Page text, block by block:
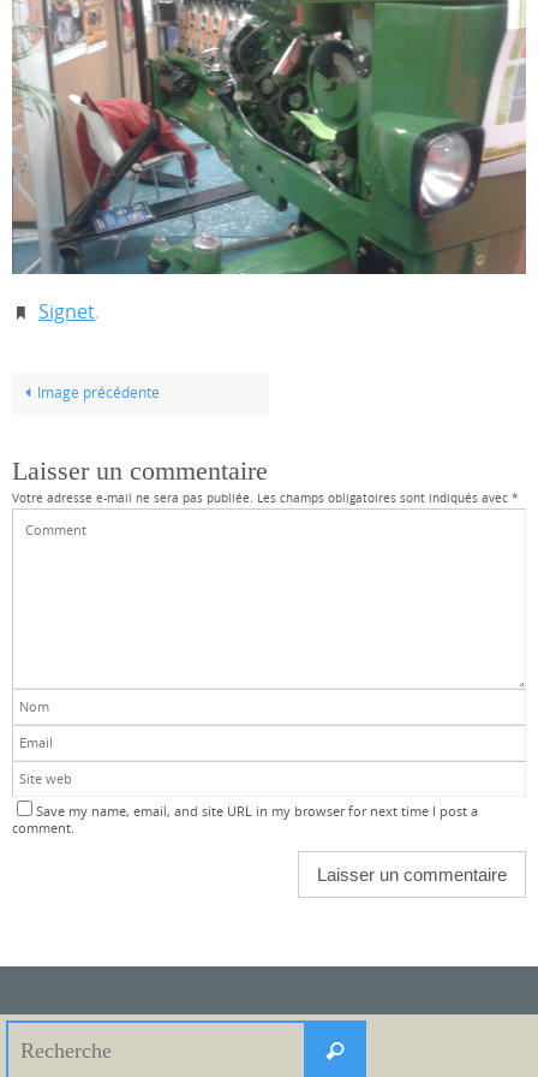
Signet.
Image précédente
Laisser un commentaire
Votre adresse e-mail ne sera pas publiée. Les champs obligatoires sont indiqués avec *
Save my name, email, and site URL in my browser for next time I post a
comment.
Recherche